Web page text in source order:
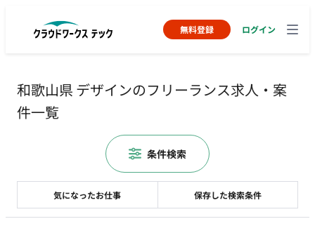
無料登録 ログイン
和歌山県 デザインのフリーランス求人・案
件一覧
気になったお仕事 保存した検索条件
条件検索